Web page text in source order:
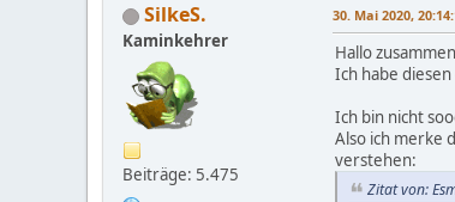
SilkeS.
Kaminkehrer
Beiträge: 5.475
30. Mai 2020,
Hallo
Ich habe
Ich bin nicht
Also ich merke
verstehen:
Zitat von: